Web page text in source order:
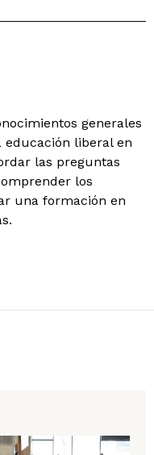
generales
educación liberal en
las preguntas
los
una formación en